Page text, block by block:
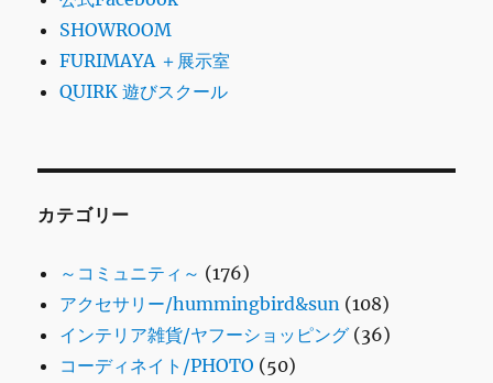
SHOWROOM
FURIMAYA ＋展示室
QUIRK 遊びスクール
カテゴリー
～コミュニティ～ (176)
アクセサリー/hummingbird&sun (108)
インテリア雑貨/ヤフーショッピング (36)
コーディネイト/PHOTO (50)